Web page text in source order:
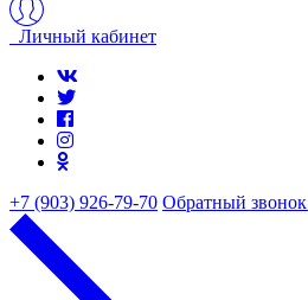
Личный кабинет
+7 (903) 926-79-70 Обратный звонок